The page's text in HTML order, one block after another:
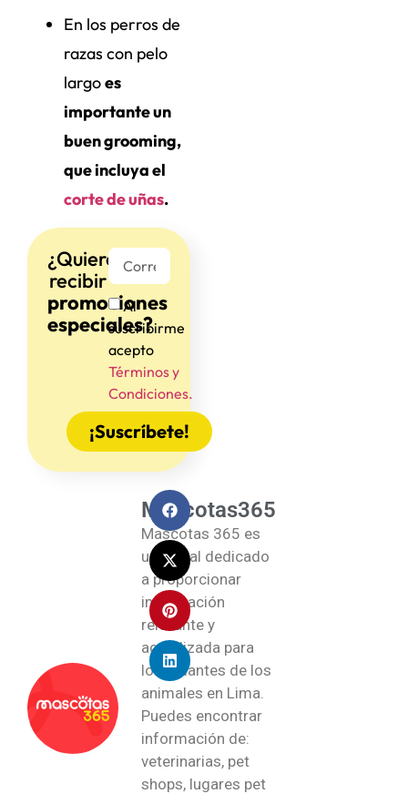
En los perros de
razas con pelo
largoes
importante un
buen grooming,
que incluya el
corte de uñas.
¿Quieres
recibir
promociones
especiales?
Al
suscribirme
acepto
Términos y
Condiciones.
¡Suscríbete!
Mascotas365
Mascotas 365 es
un portal dedicado
a proporcionar
información
relevante y
actualizada para
los amantes de los
animales en Lima.
Puedes encontrar
información de:
veterinarias, pet
shops, lugares pet